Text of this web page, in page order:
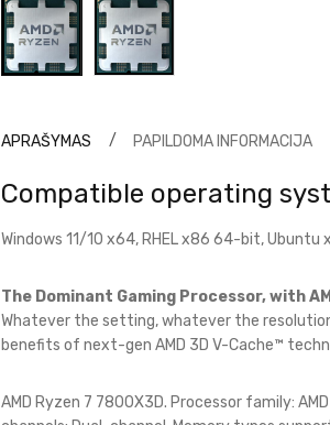
APRAŠYMAS PAPILDOMA INFORMACIJA
Compatible operating
Windows 11/10 x64, RHEL x86 64-bit,
The Dominant Gaming Processor, with
Whatever the setting, whatever the
benefits of next-gen AMD 3D V-Cache™
AMD Ryzen 7 7800X3D. Processor family: